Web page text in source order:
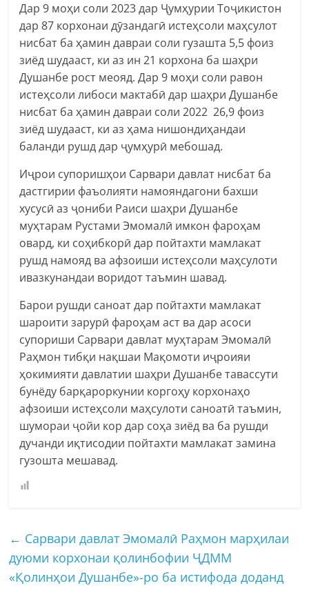
Дар 9 моҳи соли 2023 дар Ҷумҳурии Тоҷикистон
дар 87 корхонаи дӯзандагӣ истеҳсоли маҳсулот
нисбат ба ҳамин давраи соли гузашта 5,5 фоиз
зиёд шудааст, ки аз ин 21 корхона ба шаҳри
Душанбе рост меояд. Дар 9 моҳи соли равон
истеҳсоли либоси мактабӣ дар шаҳри Душанбе
нисбат ба ҳамин давраи соли 2022 26,9 фоиз
зиёд шудааст, ки аз ҳама нишондиҳандаи
баланди рушд дар ҷумҳурӣ мебошад.
Иҷрои супоришҳои Сарвари давлат нисбат ба
дастгирии фаъолияти намояндагони бахши
хусусӣ аз ҷониби Раиси шаҳри Душанбе
муҳтарам Рустами Эмомалӣ имкон фароҳам
овард, ки соҳибкорӣ дар пойтахти мамлакат
рушд намояд ва афзоиши истеҳсоли маҳсулоти
ивазкунандаи воридот таъмин шавад.
Барои рушди саноат дар пойтахти мамлакат
шароити зарурӣ фароҳам аст ва дар асоси
супориши Сарвари давлат муҳтарам Эмомалӣ
Раҳмон тибқи нақшаи Мақомоти иҷроияи
ҳокимияти давлатии шаҳри Душанбе тавассути
бунёду барқароркунии коргоҳу корхонаҳо
афзоиши истеҳсоли маҳсулоти саноатӣ таъмин,
шумораи ҷойи кор дар соҳа зиёд ва ба рушди
дучанди иқтисодии пойтахти мамлакат замина
гузошта мешавад.
← Сарвари давлат Эмомалӣ Раҳмон марҳилаи
дуюми корхонаи қолинбофии ҶДММ
«Қолинҳои Душанбе»-ро ба истифода доданд